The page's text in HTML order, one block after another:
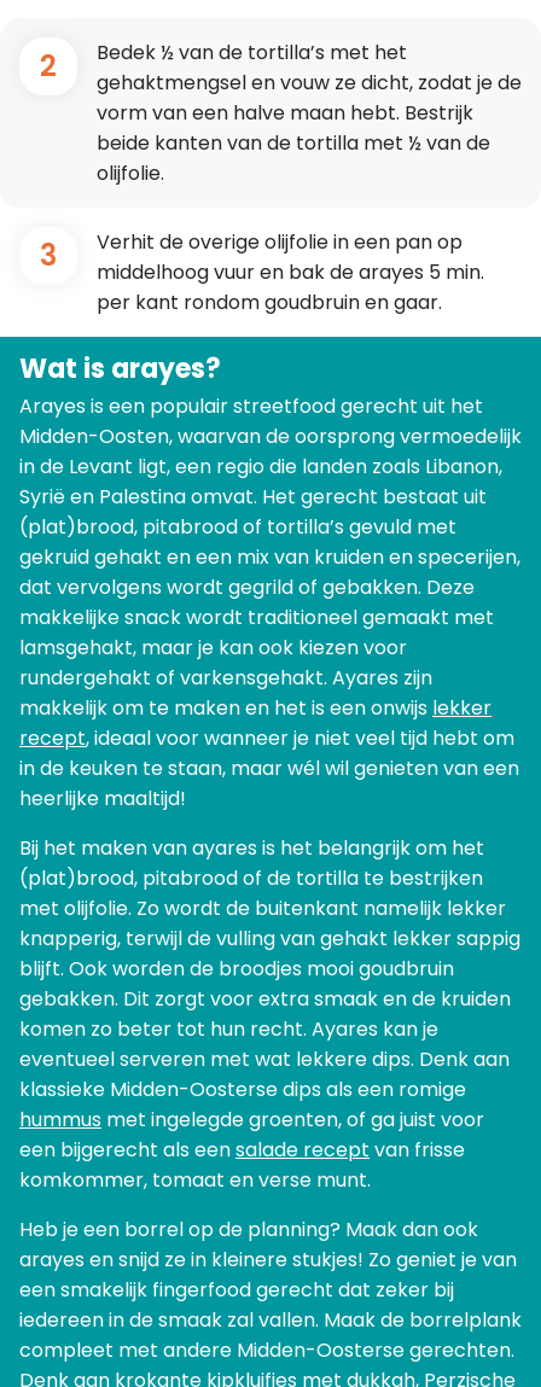
2
Bedek ½ van de tortilla’s met het
gehaktmengsel en vouw ze dicht, zodat je de
vorm van een halve maan hebt. Bestrijk
beide kanten van de tortilla met ½ van de
olijfolie.
3
Verhit de overige olijfolie in een pan op
middelhoog vuur en bak de arayes 5 min.
per kant rondom goudbruin en gaar.
Wat is arayes?
Arayes is een populair streetfood gerecht uit het
Midden-Oosten, waarvan de oorsprong vermoedelijk
in de Levant ligt, een regio die landen zoals Libanon,
Syrië en Palestina omvat. Het gerecht bestaat uit
(plat)brood, pitabrood of tortilla’s gevuld met
gekruid gehakt en een mix van kruiden en specerijen,
dat vervolgens wordt gegrild of gebakken. Deze
makkelijke snack wordt traditioneel gemaakt met
lamsgehakt, maar je kan ook kiezen voor
rundergehakt of varkensgehakt. Ayares zijn
makkelijk om te maken en het is een onwijs lekker
recept, ideaal voor wanneer je niet veel tijd hebt om
in de keuken te staan, maar wél wil genieten van een
heerlijke maaltijd!
Bij het maken van ayares is het belangrijk om het
(plat)brood, pitabrood of de tortilla te bestrijken
met olijfolie. Zo wordt de buitenkant namelijk lekker
knapperig, terwijl de vulling van gehakt lekker sappig
blijft. Ook worden de broodjes mooi goudbruin
gebakken. Dit zorgt voor extra smaak en de kruiden
komen zo beter tot hun recht. Ayares kan je
eventueel serveren met wat lekkere dips. Denk aan
klassieke Midden-Oosterse dips als een romige
hummus met ingelegde groenten, of ga juist voor
een bijgerecht als eensalade recept van frisse
komkommer, tomaat en verse munt.
Heb je een borrel op de planning? Maak dan ook
arayes en snijd ze in kleinere stukjes! Zo geniet je van
een smakelijk fingerfood gerecht dat zeker bij
iedereen in de smaak zal vallen. Maak de borrelplank
compleet met andere Midden-Oosterse gerechten.
Denk aan krokante kipkluifjes met dukkah, Perzische